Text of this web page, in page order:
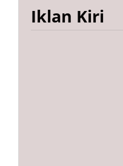
Iklan Kiri